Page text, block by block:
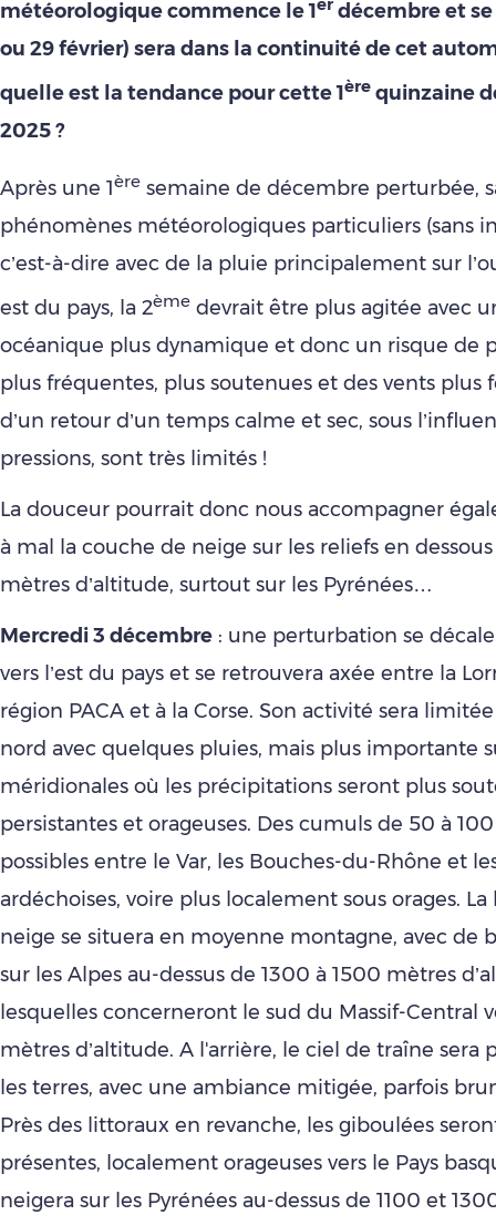
météorologique commence le 1
décembre et
ou 29 février) sera dans la continuité de cet
quelle est la tendance pour cette 1ère quinzaine
2025 ?
Après une 1ère semaine de décembre perturbée,
phénomènes météorologiques particuliers (sans
c’est-à-dire avec de la pluie principalement sur
est du pays, la 2ème devrait être plus agitée avec
océanique plus dynamique et donc un risque de
plus fréquentes, plus soutenues et des vents plus
d’un retour d’un temps calme et sec, sous
pressions, sont très limités !
La douceur pourrait donc nous accompagner
à mal la couche de neige sur les reliefs en
mètres d’altitude, surtout sur les Pyrénées…
Mercredi 3 décembre : une perturbation se
vers l’est du pays et se retrouvera axée entre la
région PACA et à la Corse. Son activité sera
nord avec quelques pluies, mais plus importante
méridionales où les précipitations seront plus
persistantes et orageuses. Des cumuls de 50 à
possibles entre le Var, les Bouches-du-Rhône et
ardéchoises, voire plus localement sous orages.
neige se situera en moyenne montagne, avec de
sur les Alpes au-dessus de 1300 à 1500 mètres
lesquelles concerneront le sud du Massif-Central
mètres d’altitude. A l'arrière, le ciel de traîne sera
les terres, avec une ambiance mitigée, parfois
Près des littoraux en revanche, les giboulées
présentes, localement orageuses vers le Pays
neigera sur les Pyrénées au-dessus de 1100 et